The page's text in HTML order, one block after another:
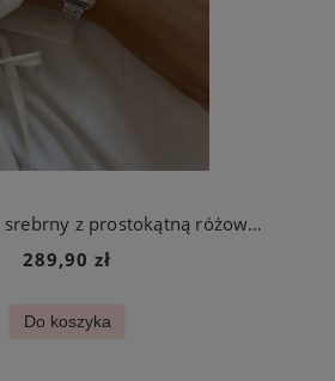
Zegarek damski srebrny z prostokątną różową tarczą stal chirurgiczna
289,90 zł
Do koszyka